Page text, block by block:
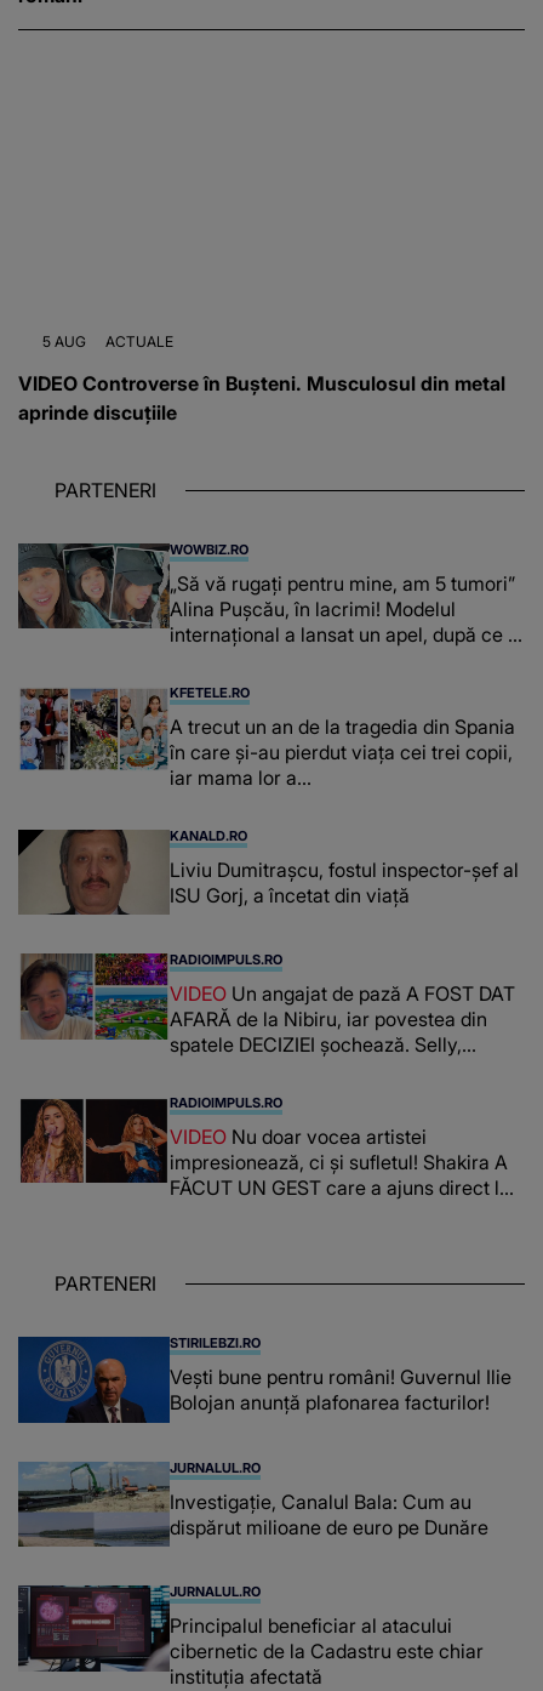
5 AUG ACTUALE
VIDEO Controverse în Bușteni. Musculosul din metal
aprinde discuțiile
PARTENERI
WOWBIZ.RO
„Să vă rugați pentru mine, am 5 tumori”
Alina Pușcău, în lacrimi! Modelul
internațional a lansat un apel, după ce a
KFETELE.RO
A trecut un an de la tragedia din Spania
în care și-au pierdut viața cei trei copii,
iar mama lor a…
KANALD.RO
Liviu Dumitrașcu, fostul inspector-șef al
ISU Gorj, a încetat din viață
RADIOIMPULS.RO
VIDEO Un angajat de pază A FOST DAT
AFARĂ de la Nibiru, iar povestea din
spatele DECIZIEI șochează. Selly,
CREDEA CĂ VA VEDEA AȘA CEVA: "Fix
în fața unui..."
RADIOIMPULS.RO
VIDEO Nu doar vocea artistei
impresionează, ci și sufletul! Shakira A
FĂCUT UN GEST care a ajuns direct la
așteptând oportunitatea
PARTENERI
STIRILEBZI.RO
Vești bune pentru români! Guvernul Ilie
Bolojan anunță plafonarea facturilor!
JURNALUL.RO
Investigație, Canalul Bala: Cum au
dispărut milioane de euro pe Dunăre
JURNALUL.RO
Principalul beneficiar al atacului
cibernetic de la Cadastru este chiar
instituţia afectată